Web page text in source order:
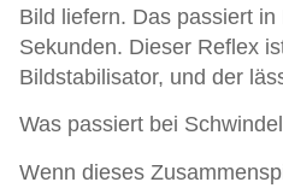
Bild liefern. Das passiert in
Sekunden. Dieser Reflex
Bildstabilisator, und der
Was passiert bei
Wenn dieses